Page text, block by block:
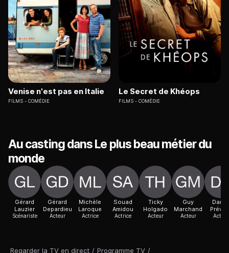
Regarder la TV en direct / Programme TV /
Venise n'est pas en Italie
FILMS COMÉDIE
Le Secret de Khéops
FILMS COMÉDIE
Au casting dans Le plus beau métier du
monde
Gérard
Lauzier
Scénariste
Gérard
Depardieu
Acteur
Michèle
Laroque
Actrice
Souad
Amidou
Actrice
Ticky
Holgado
Acteur
Guy
Marchand
Acteur Acteur